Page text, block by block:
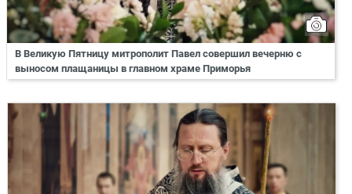
В Великую Пятницу митрополит Павел совершил вечерню с
выносом плащаницы в главном храме Приморья